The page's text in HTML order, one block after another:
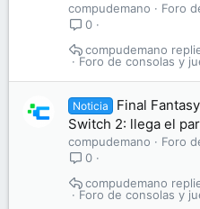
compudemano
Foro
0
Foro de consolas y
compudemano
Noticia
Final
Switch 2: llega el
compudemano
Foro
0
Foro de consolas y
compudemano